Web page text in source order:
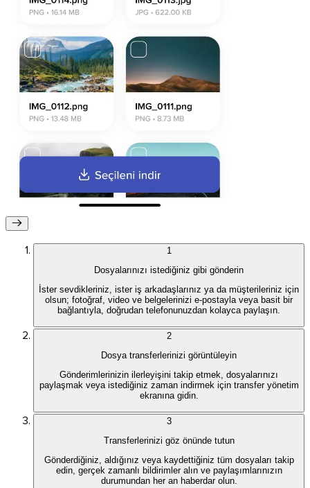
Firefox
1
Dosyalarınızı istediğiniz gibi gönderin
İster sevdikleriniz, ister iş arkadaşlarınız ya da müşterileriniz için
olsun; fotoğraf, video ve belgelerinizi e-postayla veya basit bir
bağlantıyla, doğrudan telefonunuzdan kolayca paylaşın.
2
Dosya transferlerinizi görüntüleyin
Gönderimlerinizin ilerleyişini takip etmek, dosyalarınızı
paylaşmak veya istediğiniz zaman indirmek için transfer yönetim
ekranına gidin.
3
Transferlerinizi göz önünde tutun
Gönderdiğiniz, aldığınız veya kaydettiğiniz tüm dosyaları takip
edin, gerçek zamanlı bildirimler alın ve paylaşımlarınızın
durumundan her an haberdar olun.